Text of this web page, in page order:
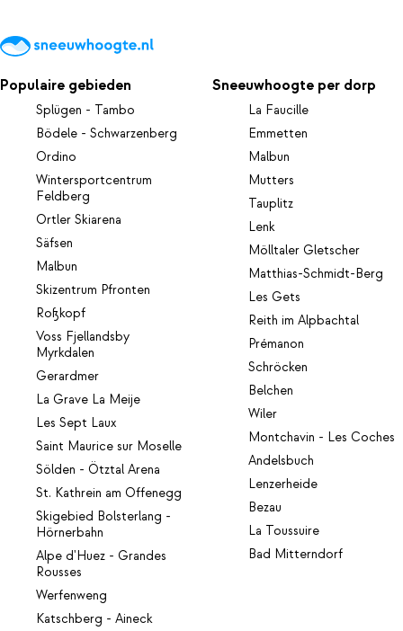
Populaire gebieden
Splügen - Tambo
Bödele - Schwarzenberg
Ordino
Wintersportcentrum
Feldberg
Ortler Skiarena
Säfsen
Malbun
Skizentrum Pfronten
Roßkopf
Voss Fjellandsby
Myrkdalen
Gerardmer
La Grave La Meije
Les Sept Laux
Saint Maurice sur Moselle
Sölden - Ötztal Arena
St. Kathrein am Offenegg
Skigebied Bolsterlang -
Hörnerbahn
Alpe d'Huez - Grandes
Rousses
Werfenweng
Katschberg - Aineck
Sneeuwhoogte per dorp
La Faucille
Emmetten
Malbun
Mutters
Tauplitz
Lenk
Mölltaler Gletscher
Matthias-Schmidt-Berg
Les Gets
Reith im Alpbachtal
Prémanon
Schröcken
Belchen
Wiler
Montchavin - Les Coches
Andelsbuch
Lenzerheide
Bezau
La Toussuire
Bad Mitterndorf